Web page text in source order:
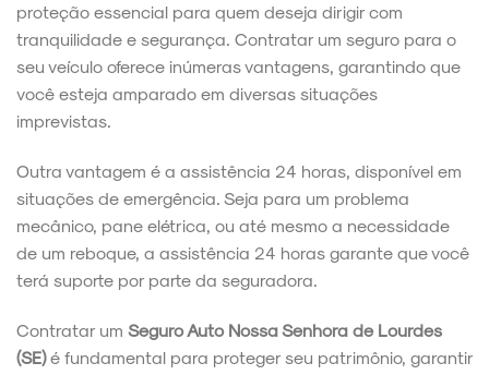
proteção essencial para quem deseja dirigir com
tranquilidade e segurança. Contratar um seguro para o
seu veículo oferece inúmeras vantagens, garantindo que
você esteja amparado em diversas situações
imprevistas.
Outra vantagem é a assistência 24 horas, disponível em
situações de emergência. Seja para um problema
mecânico, pane elétrica, ou até mesmo a necessidade
de um reboque, a assistência 24 horas garante que você
terá suporte por parte da seguradora.
Contratar um Seguro Auto Nossa Senhora de Lourdes
(SE)é fundamental para proteger seu patrimônio, garantir